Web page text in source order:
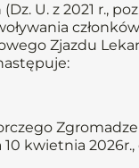
U. z 2021 r., poz.
Zjazdu
kwietnia 2026r.,